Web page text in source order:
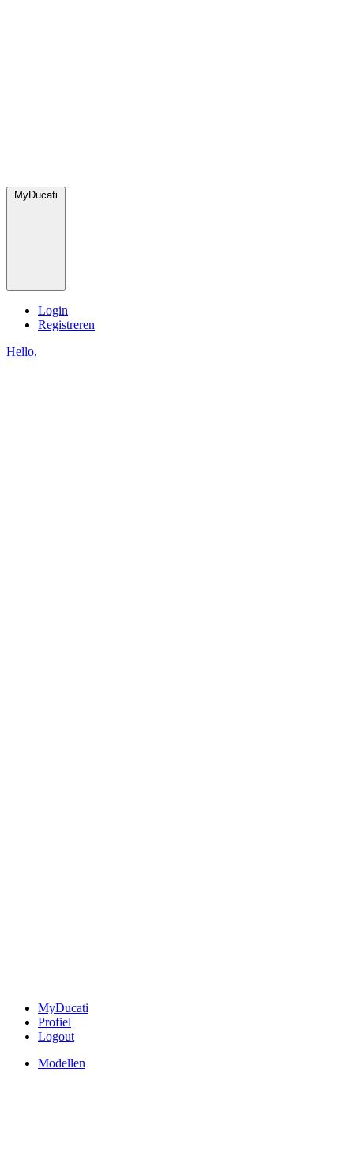
MyDucati
Login
Registreren
Hello,
MyDucati
Profiel
Logout
Modellen